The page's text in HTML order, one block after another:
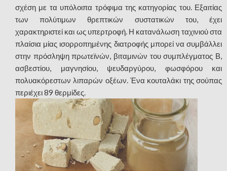
σχέση με τα υπόλοιπα τρόφιμα της κατηγορίας του. Εξαιτίας
των πολύτιμων θρεπτικών συστατικών του, έχει
χαρακτηριστεί και ως υπερτροφή. Η κατανάλωση ταχινιού στα
πλαίσια μίας ισορροπημένης διατροφής μπορεί να συμβάλλει
στην πρόσληψη πρωτεϊνών, βιταμινών του συμπλέγματος Β,
ασβεστίου, μαγνησίου, ψευδαργύρου, φωσφόρου και
πολυακόρεστων λιπαρών οξέων. Ένα κουταλάκι της σούπας
περιέχει 89 θερμίδες.